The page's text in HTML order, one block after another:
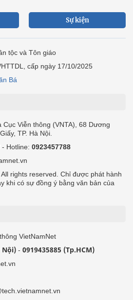
Sự kiện
tộc và Tôn giáo
cấp ngày 17/10/2025
Bá
Viễn thông (VNTA), 68 Dương
TP. Hà Nội.
- Hotline: 0923457788
rights reserved. Chỉ được phát hành
khi có sự đồng ý bằng văn bản của
VietNamNet
Nội) - 0919435885 (Tp.HCM)